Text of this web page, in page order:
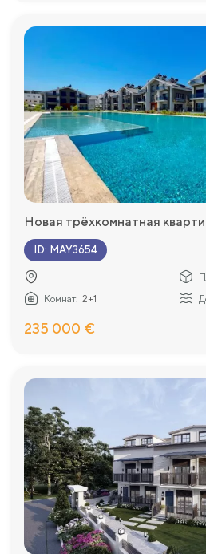
Новая трёхкомнатная
ID: MAY3654
Комнат: 2+1
235 000 €